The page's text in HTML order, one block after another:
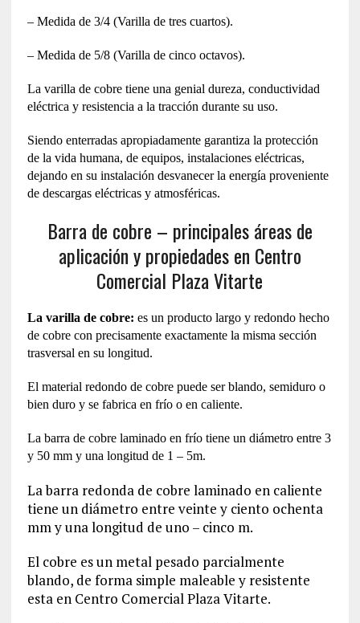
– Medida de 3/4 (Varilla de tres cuartos).
– Medida de 5/8 (Varilla de cinco octavos).
La varilla de cobre tiene una genial dureza, conductividad
eléctrica y resistencia a la tracción durante su uso.
Siendo enterradas apropiadamente garantiza la protección
de la vida humana, de equipos, instalaciones eléctricas,
dejando en su instalación desvanecer la energía proveniente
de descargas eléctricas y atmosféricas.
Barra de cobre – principales áreas de
aplicación y propiedades en Centro
Comercial Plaza Vitarte
La varilla de cobre: es un producto largo y redondo hecho
de cobre con precisamente exactamente la misma sección
trasversal en su longitud.
El material redondo de cobre puede ser blando, semiduro o
bien duro y se fabrica en frío o en caliente.
La barra de cobre laminado en frío tiene un diámetro entre 3
y 50 mm y una longitud de 1 – 5m.
La barra redonda de cobre laminado en caliente
tiene un diámetro entre veinte y ciento ochenta
mm y una longitud de uno – cinco m.
El cobre es un metal pesado parcialmente
blando, de forma simple maleable y resistente
esta en Centro Comercial Plaza Vitarte.